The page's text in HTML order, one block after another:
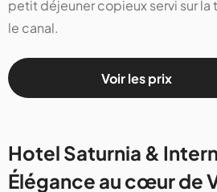
petit déjeuner copieux servi sur la
le canal.
Voir les prix
Hotel Saturnia &
Élégance au cœur de